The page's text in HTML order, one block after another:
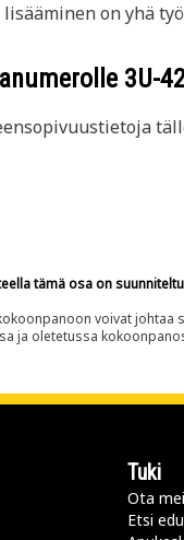
on yhä
3U-
tämä osa on
voivat johtaa
ja oletetussa
Tuki
Ota
Etsi